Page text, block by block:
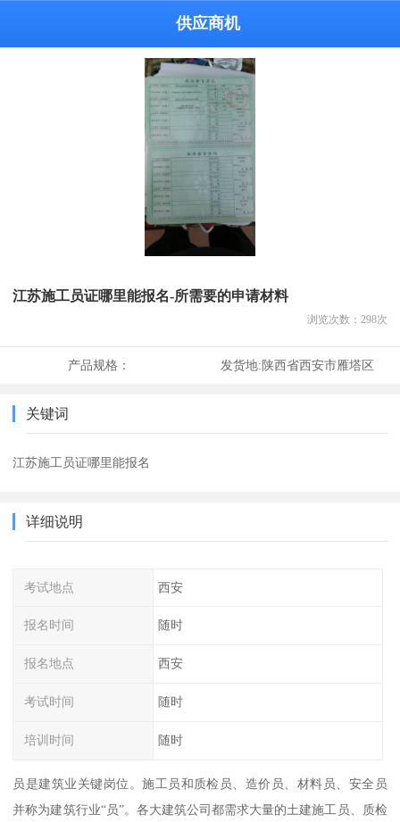
供应商机
江苏施工员证哪里能报名-所需要的申请材料
浏览次数： 298次
产品规格： 发货地:陕西省西安市雁塔区
关键词
江苏施工员证哪里能报名
详细说明
考试地点 西安
报名时间 随时
报名地点 西安
考试时间 随时
培训时间 随时
员是建筑业关键岗位。施工员和质检员、造价员、材料员、安全员
并称为建筑行业“员”。各大建筑公司都需求大量的土建施工员、质检